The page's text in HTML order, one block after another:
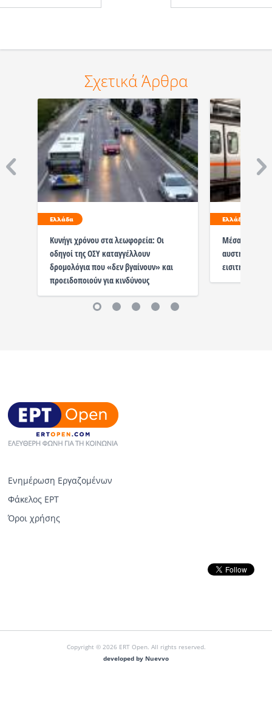
Σχετικά Άρθρα
Ελλάδα
Κυνήγι χρόνου στα λεωφορεία: Οι
οδηγοί της ΟΣΥ καταγγέλλουν
δρομολόγια που «δεν βγαίνουν» και
προειδοποιούν για κινδύνους
Ελλάδα
Μέσα μαζικής
αυστηρότερα
εισιτήριο
Ενημέρωση Εργαζομένων
Φάκελος ΕΡΤ
Όροι χρήσης
Copyright © 2026 ERT Open. All rights reserved.
developed by Nuevvo